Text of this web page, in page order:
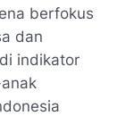
berfokus
dan
indikator